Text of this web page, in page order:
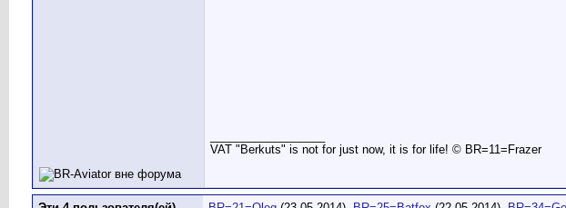
VAT "Berkuts" is not for just now, it is for life! © BR=11=Frazer